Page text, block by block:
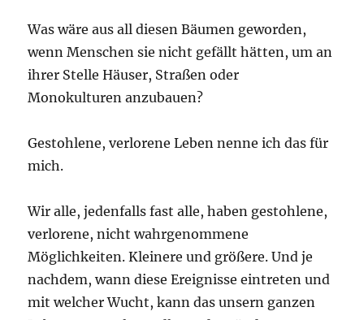
Was wäre aus all diesen Bäumen geworden,
wenn Menschen sie nicht gefällt hätten, um an
ihrer Stelle Häuser, Straßen oder
Monokulturen anzubauen?
Gestohlene, verlorene Leben nenne ich das für
mich.
Wir alle, jedenfalls fast alle, haben gestohlene,
verlorene, nicht wahrgenommene
Möglichkeiten. Kleinere und größere. Und je
nachdem, wann diese Ereignisse eintreten und
mit welcher Wucht, kann das unsern ganzen